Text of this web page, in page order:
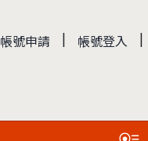
帳號申請 | 帳號登入 |